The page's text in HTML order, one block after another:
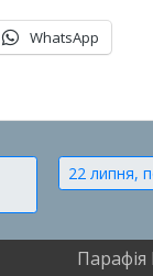
WhatsApp
22 липня,
Парафія